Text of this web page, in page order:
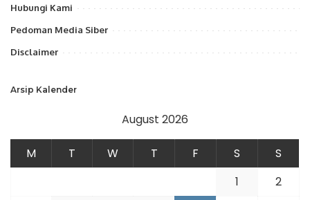
Hubungi Kami
Pedoman Media Siber
Disclaimer
Arsip Kalender
August 2026
M T W T F S
S
1
2